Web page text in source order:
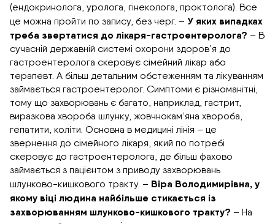
(ендокринолога, уролога, гінеколога, проктолога). Все
це можна пройти по запису, без черг. – У яких випадках
треба звертатися до лікаря-гастроентеролога? – В
сучасній державній системі охорони здоров’я до
гастроентеролога скеровує сімейний лікар або
терапевт. А більш детальним обстеженням та лікуванням
займається гастроентеролог. Симптоми є різноманітні,
тому що захворювань є багато, наприклад, гастрит,
виразкова хвороба шлунку, жовчнокам’яна хвороба,
гепатити, коліти. Основна в медицині лінія – це
звернення до сімейного лікаря, який по потребі
скеровує до гастроентеролога, де більш фахово
займається з пацієнтом з приводу захворювань
шлунково-кишкового тракту. – Віра Володимирівна, у
якому віці людина найбільше стикається із
захворюванням шлунково-кишкового тракту? – На